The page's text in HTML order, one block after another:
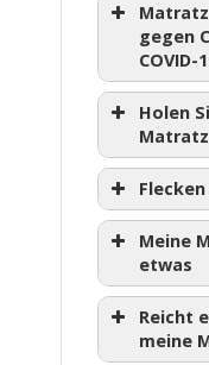
gegen
COVID-
Holen
Meine
etwas
Reicht
meine